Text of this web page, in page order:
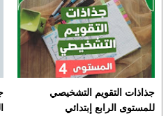
جذاذات التقويم التشخيصي
للمستوى الرابع إبتدائي